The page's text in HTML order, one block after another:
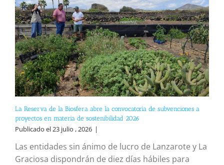
La Reserva de la Biosfera abre la convocatoria de subvenciones a
proyectos en materia de sostenibilidad 2026
Publicado el 23 julio , 2026 |
Las entidades sin ánimo de lucro de Lanzarote y La
Graciosa dispondrán de diez días hábiles para